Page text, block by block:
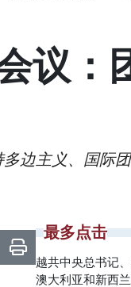
议：
边主义、国际
最多点击
越共中央总书记
澳大利亚和新西